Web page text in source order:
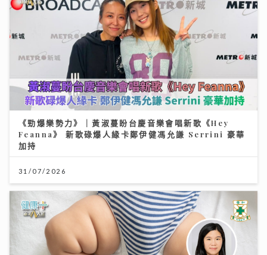
《勁爆樂勢力》｜黃淑蔓盼台慶音樂會唱新歌《Hey
Feanna》 新歌碌爆人緣卡鄭伊健馮允謙 Serrini 豪華
加持
31/07/2026